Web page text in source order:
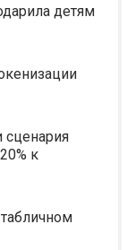
детям
сценария
к